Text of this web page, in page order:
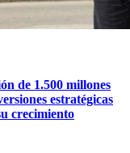
de 1.500 millones
estratégicas
crecimiento